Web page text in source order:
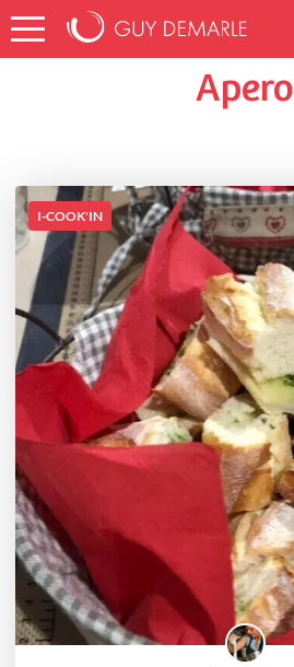
Accueil mic Listes de favoris
Apero
I-COOK'IN